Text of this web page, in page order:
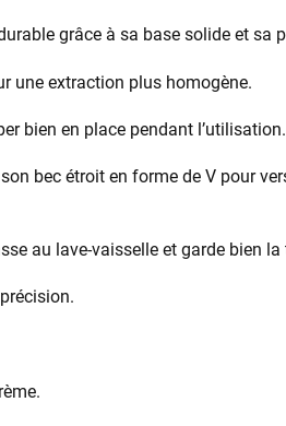
grâce à sa base solide et sa
une extraction plus homogène.
bien en place pendant l’utilisation.
bec étroit en forme de V pour
au lave-vaisselle et garde bien la